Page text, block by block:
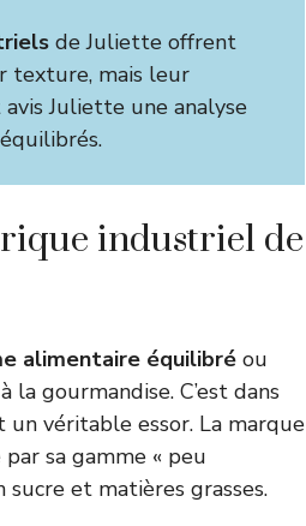
de Juliette offrent
texture, mais leur
Juliette une analyse
industriel de
alimentaire équilibré ou
gourmandise. C’est dans
véritable essor. La marque
sa gamme « peu
et matières grasses.